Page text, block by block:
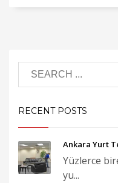
RECENT POSTS
Ankara Yurt
Yüzlerce
yu...